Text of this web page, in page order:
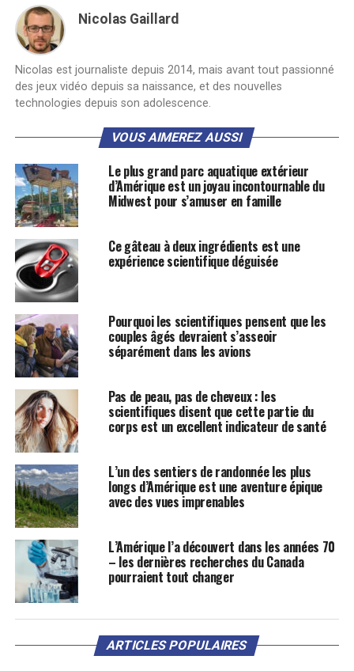
Nicolas Gaillard
Nicolas est journaliste depuis 2014, mais avant tout passionné
des jeux vidéo depuis sa naissance, et des nouvelles
technologies depuis son adolescence.
VOUS AIMEREZ AUSSI
Le plus grand parc aquatique extérieur
d’Amérique est un joyau incontournable du
Midwest pour s’amuser en famille
Ce gâteau à deux ingrédients est une
expérience scientifique déguisée
Pourquoi les scientifiques pensent que les
couples âgés devraient s’asseoir
séparément dans les avions
Pas de peau, pas de cheveux : les
scientifiques disent que cette partie du
corps est un excellent indicateur de santé
L’un des sentiers de randonnée les plus
longs d’Amérique est une aventure épique
avec des vues imprenables
L’Amérique l’a découvert dans les années 70
– les dernières recherches du Canada
pourraient tout changer
ARTICLES POPULAIRES